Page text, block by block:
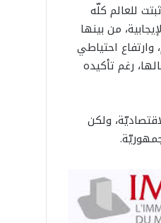
للعالم كلّه
من بينها
وارتفاع احتياطي
في آجالها، رغم تأكيده
ولكن